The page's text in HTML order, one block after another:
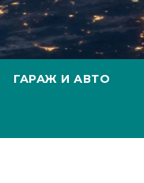
ГАРАЖ И АВТО